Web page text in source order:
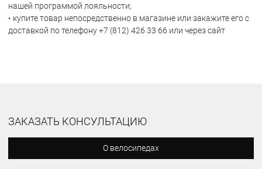
нашей программой лояльности;
• купите товар непосредственно в магазине или закажите его с
доставкой по телефону +7 (812) 426 33 66 или через сайт
ЗАКАЗАТЬ КОНСУЛЬТАЦИЮ
О велосипедах